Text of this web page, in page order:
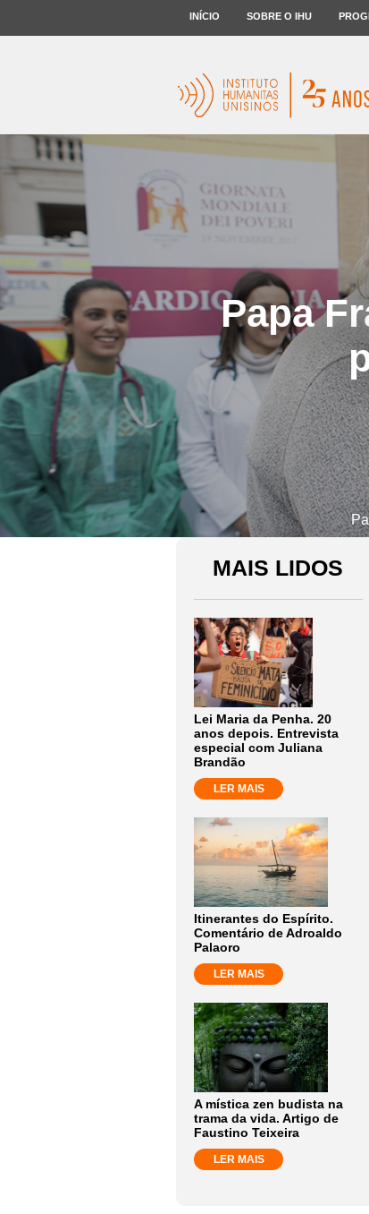
INÍCIO SOBRE O IHU
Papa
MAIS LIDOS
Lei Maria da Penha. 20
anos depois. Entrevista
especial com Juliana
Brandão
LER MAIS
Itinerantes do Espírito.
Comentário de Adroaldo
Palaoro
LER MAIS
A mística zen budista na
trama da vida. Artigo de
Faustino Teixeira
LER MAIS